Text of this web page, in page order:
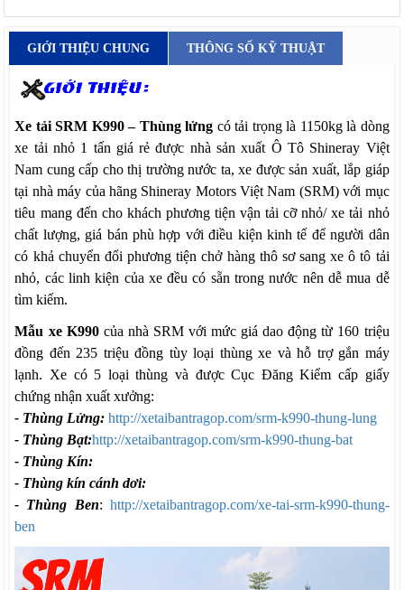
GIỚI THIỆU CHUNG THÔNG SỐ KỸ THUẬT
Xe tải SRM K990 – Thùng lửng có tải trọng là 1150kg là dòng
xe tải nhỏ 1 tấn giá rẻ được nhà sản xuất Ô Tô Shineray Việt
Nam cung cấp cho thị trường nước ta, xe được sản xuất, lắp giáp
tại nhà máy của hãng Shineray Motors Việt Nam (SRM) với mục
tiêu mang đến cho khách phương tiện vận tải cỡ nhỏ/ xe tải nhỏ
chất lượng, giá bán phù hợp với điều kiện kinh tế để người dân
có khả chuyển đổi phương tiện chở hàng thô sơ sang xe ô tô tải
nhỏ, các linh kiện của xe đều có sẵn trong nước nên dễ mua dễ
tìm kiếm.
Mẫu xe K990của nhà SRM với mức giá dao động từ 160 triệu
đồng đến 235 triệu đồng tùy loại thùng xe và hỗ trợ gắn máy
lạnh. Xe có 5 loại thùng và được Cục Đăng Kiểm cấp giấy
chứng nhận xuất xưởng:
- Thùng Lửng: http://xetaibantragop.com/srm-k990-thung-lung
- Thùng Bạt:http://xetaibantragop.com/srm-k990-thung-bat
- Thùng Kín:
- Thùng kín cánh dơi:
- Thùng Ben: http://xetaibantragop.com/xe-tai-srm-k990-thung-
ben